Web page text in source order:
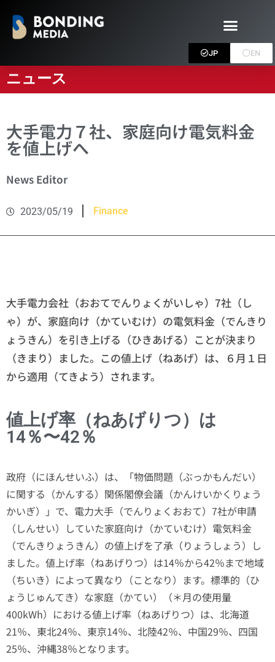
JP EN
ニュース
大手電力７社、家庭向け電気料金
を値上げへ
News Editor
2023/05/19 Finance
大手電力会社（おおてでんりょくがいしゃ）7社（し
ゃ）が、家庭向け（かていむけ）の電気料金（でんきり
ょうきん）を引き上げる（ひきあげる）ことが決まり
（きまり）ました。この値上げ（ねあげ）は、６月１日
から適用（てきよう）されます。
値上げ率（ねあげりつ）は
14％〜42％
政府（にほんせいふ）は、「物価問題（ぶっかもんだい）
に関する（かんする）関係閣僚会議（かんけいかくりょう
かいぎ）」で、電力大手（でんりょくおおて）7社が申請
（しんせい）していた家庭向け（かていむけ）電気料金
（でんきりょうきん）の値上げを了承（りょうしょう）し
ました。値上げ率（ねあげりつ）は14％から42％まで地域
（ちいき）によって異なり（ことなり）ます。標準的（ひ
ょうじゅんてき）な家庭（かてい）（＊月の使用量
400kWh）における値上げ率（ねあげりつ）は、北海道
21％、東北24％、東京14％、北陸42％、中国29％、四国
25％、沖縄38％となります。